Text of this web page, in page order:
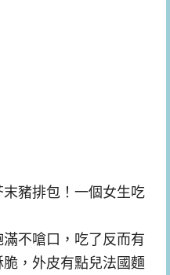
豬排包！一個女生吃
不嗆口，吃了反而有
，外皮有點兒法國麵